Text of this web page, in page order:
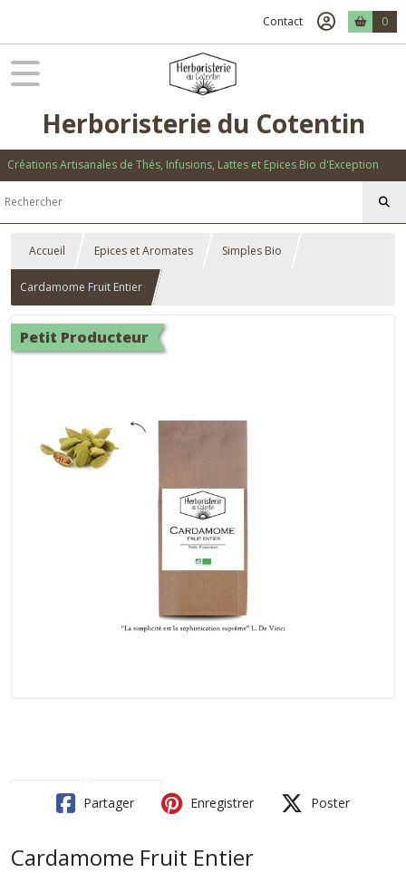
Contact 0
Herboristerie du Cotentin
Créations Artisanales de Thés, Infusions, Lattes et Epices Bio d'Exception
Accueil Epices et Aromates Simples Bio
Cardamome Fruit Entier
Petit Producteur
Partager Enregistrer Poster
Cardamome Fruit Entier